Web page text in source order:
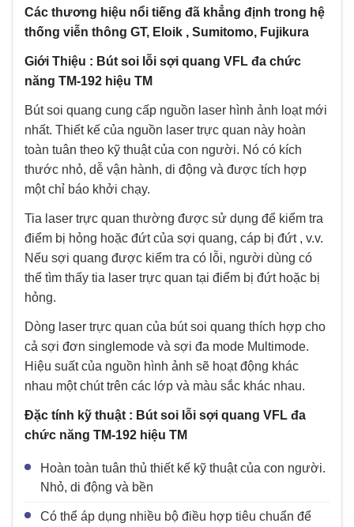
Các thương hiệu nổi tiếng đã khẳng định trong hệ
thống viễn thông GT, Eloik , Sumitomo, Fujikura
Giới Thiệu : Bút soi lỗi sợi quang VFL đa chức
năng TM-192 hiệu TM
Bút soi quang cung cấp nguồn laser hình ảnh loạt mới
nhất. Thiết kế của nguồn laser trực quan này hoàn
toàn tuân theo kỹ thuật của con người. Nó có kích
thước nhỏ, dễ vận hành, di động và được tích hợp
một chỉ báo khởi chạy.
Tia laser trực quan thường được sử dụng để kiểm tra
điểm bị hỏng hoặc đứt của sợi quang, cáp bị đứt , v.v.
Nếu sợi quang được kiểm tra có lỗi, người dùng có
thể tìm thấy tia laser trực quan tại điểm bị đứt hoặc bị
hỏng.
Dòng laser trực quan của bút soi quang thích hợp cho
cả sợi đơn singlemode và sợi đa mode Multimode.
Hiệu suất của nguồn hình ảnh sẽ hoạt động khác
nhau một chút trên các lớp và màu sắc khác nhau.
Đặc tính kỹ thuật : Bút soi lỗi sợi quang VFL đa
chức năng TM-192 hiệu TM
Hoàn toàn tuân thủ thiết kế kỹ thuật của con người.
Nhỏ, di động và bền
Có thể áp dụng nhiều bộ điều hợp tiêu chuẩn để